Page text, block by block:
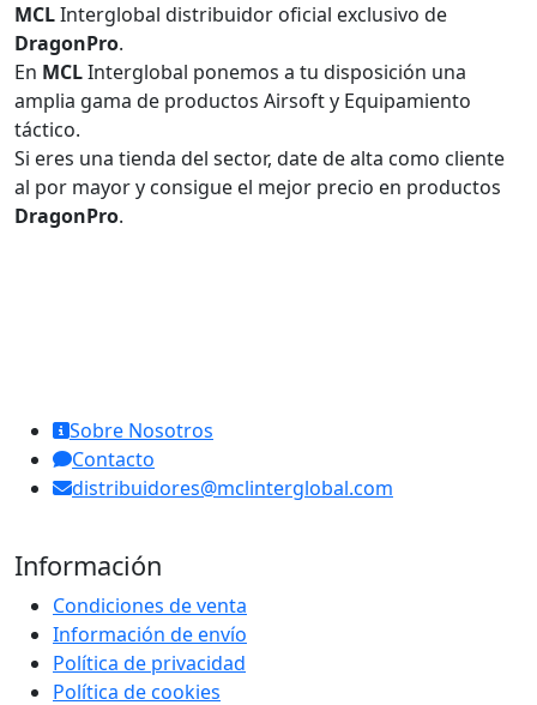
MCLInterglobal distribuidor oficial exclusivo de
DragonPro.
En MCLInterglobal ponemos a tu disposición una
amplia gama de productos Airsoft y Equipamiento
táctico.
Si eres una tienda del sector, date de alta como cliente
al por mayor y consigue el mejor precio en productos
DragonPro.
Sobre Nosotros
Contacto
distribuidores@mclinterglobal.com
Información
Condiciones de venta
Información de envío
Política de privacidad
Política de cookies